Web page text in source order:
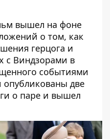
вышел на фоне
о том, как
герцога и
с Виндзорами в
событиями
опубликованы две
о паре и вышел